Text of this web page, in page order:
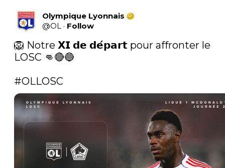
Olympique Lyonnais
@OL · Follow
🦁 Notre 𝗫𝗜 𝗱𝗲 𝗱𝗲́𝗽𝗮𝗿𝘁 pour affronter le
LOSC 👊🔴🔵
#OLLOSC